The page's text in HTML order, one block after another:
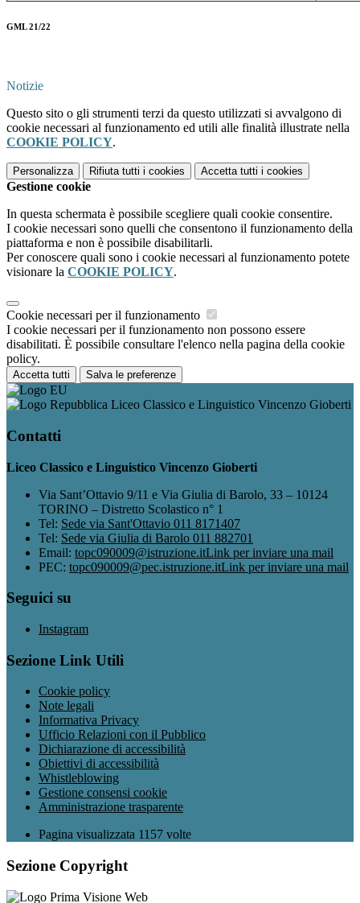
GML 21/22
Notizie
Questo sito o gli strumenti terzi da questo utilizzati si avvalgono di
cookie necessari al funzionamento ed utili alle finalità illustrate nella
COOKIE POLICY.
Personalizza Rifiuta tutti i cookies Accetta tutti i cookies
Gestione cookie
In questa schermata è possibile scegliere quali cookie consentire.
I cookie necessari sono quelli che consentono il funzionamento della
piattaforma e non è possibile disabilitarli.
Per conoscere quali sono i cookie necessari al funzionamento potete
visionare la COOKIE POLICY.
Cookie necessari per il funzionamento
I cookie necessari per il funzionamento non possono essere
disabilitati. È possibile consultare l'elenco nella pagina della cookie
policy.
Accetta tutti Salva le preferenze
Liceo Classico e Linguistico Vincenzo Gioberti
Contatti
Liceo Classico e Linguistico Vincenzo Gioberti
Via Sant’Ottavio 9/11 e Via Giulia di Barolo, 33 – 10124
TORINO – Distretto Scolastico n° 1
Tel: Sede via Sant'Ottavio 011 8171407
Tel: Sede via Giulia di Barolo 011 882701
Email: topc090009@istruzione.itLink per inviare una mail
PEC: topc090009@pec.istruzione.itLink per inviare una mail
Seguici su
Instagram
Sezione Link Utili
Cookie policy
Note legali
Informativa Privacy
Ufficio Relazioni con il Pubblico
Dichiarazione di accessibilità
Obiettivi di accessibilità
Whistleblowing
Gestione consensi cookie
Amministrazione trasparente
Pagina visualizzata 1157 volte
Sezione Copyright